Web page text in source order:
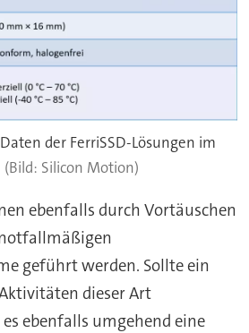
der FerriSSD-Lösungen im
(Bild: Silicon Motion)
ebenfalls durch Vortäuschen
geführt werden. Sollte ein
dieser Art
ebenfalls umgehend eine